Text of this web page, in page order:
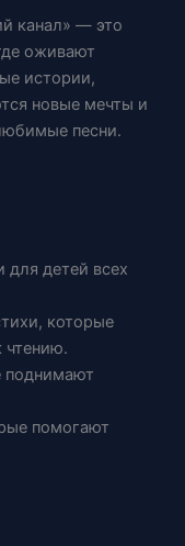
канал» — это
оживают
истории,
новые мечты и
песни.
для детей всех
которые
чтению.
поднимают
помогают